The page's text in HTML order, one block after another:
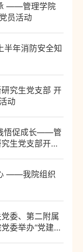
员活动
半年消防安全知
究生党支部 开
动
悟促成长——管
生党支部开展
——我院组织
委、第二附属
委举办“党建